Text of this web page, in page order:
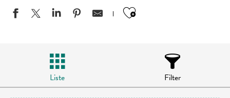
Ajouter aux
Liste Filter